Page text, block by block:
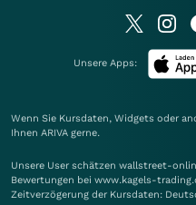
Unsere Apps:
Wenn Sie Kursdaten, Widgets oder
Ihnen ARIVA gerne.
Unsere User schätzen wallstreet-
Bewertungen bei www.kagels-
Zeitverzögerung der Kursdaten: